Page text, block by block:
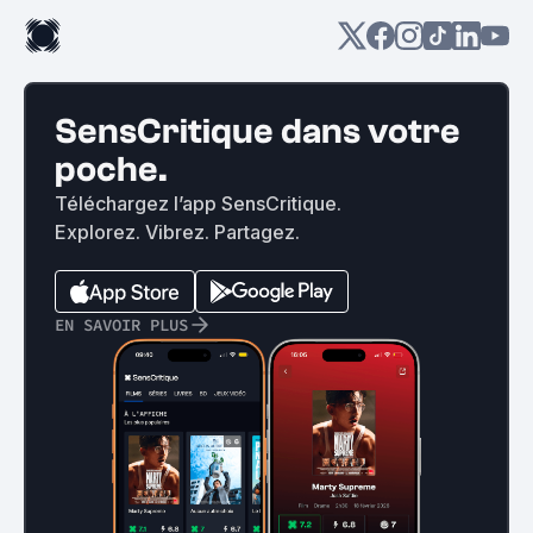
SensCritique dans votre
poche.
Téléchargez l’app SensCritique.
Explorez. Vibrez. Partagez.
EN SAVOIR PLUS